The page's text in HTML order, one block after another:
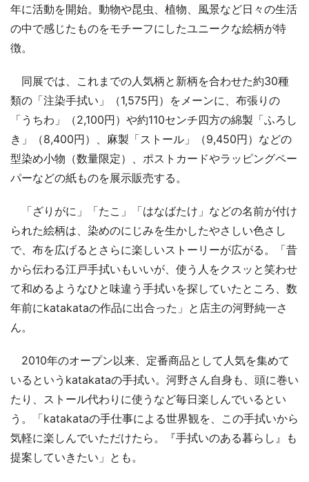
年に活動を開始。動物や昆虫、植物、風景など日々の生活
の中で感じたものをモチーフにしたユニークな絵柄が特
徴。
同展では、これまでの人気柄と新柄を合わせた約30種
類の「注染手拭い」（1,575円）をメーンに、布張りの
「うちわ」（2,100円）や約110センチ四方の綿製「ふろし
き」（8,400円）、麻製「ストール」（9,450円）などの
型染め小物（数量限定）、ポストカードやラッピングペー
パーなどの紙ものを展示販売する。
「ざりがに」「たこ」「はなばたけ」などの名前が付け
られた絵柄は、染めのにじみを生かしたやさしい色さし
で、布を広げるとさらに楽しいストーリーが広がる。「昔
から伝わる江戸手拭いもいいが、使う人をクスッと笑わせ
て和めるようなひと味違う手拭いを探していたところ、数
年前にkatakataの作品に出合った」と店主の河野純一さ
ん。
2010年のオープン以来、定番商品として人気を集めて
いるというkatakataの手拭い。河野さん自身も、頭に巻い
たり、ストール代わりに使うなど毎日楽しんでいるとい
う。「katakataの手仕事による世界観を、この手拭いから
気軽に楽しんでいただけたら。『手拭いのある暮らし』も
提案していきたい」とも。